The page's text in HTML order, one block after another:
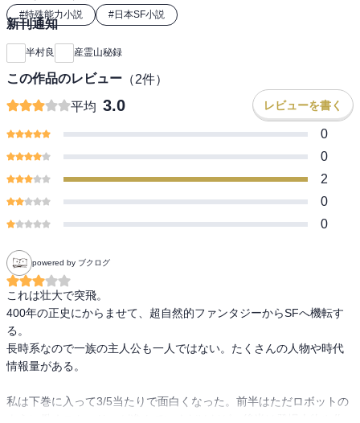
#特殊能力小説 #日本SF小説
新刊通知
半村良 産霊山秘録
この作品のレビュー （2件）
平均 3.0 レビューを書く
0
0
2
0
0
powered by ブクログ
これは壮大で突飛。
400年の正史にからませて、超自然的ファンタジーからSFへ機転す
る。
長時系なので一族の主人公も一人ではない。たくさんの人物や時代
情報量がある。
私は下巻に入って3/5当たりで面白くなった。前半はただロボットの